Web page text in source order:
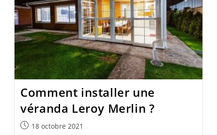
Comment installer une
véranda Leroy Merlin ?
Publication
18 octobre 2021